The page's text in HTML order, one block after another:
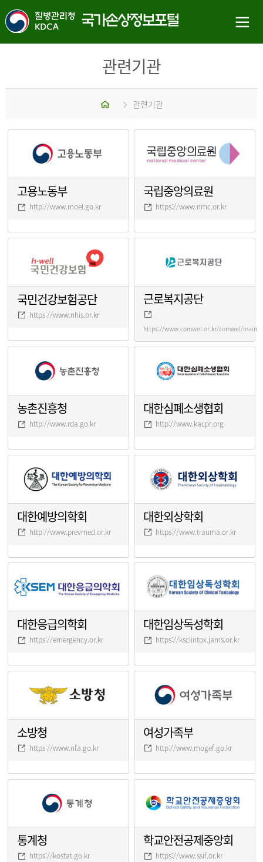
관련기관
홈 관련기관
고용노동부
http://www.moel.go.kr
국립중앙의료원
https://www.nmc.or.kr
국민건강보험공단
https://www.nhis.or.kr
근로복지공단
https://www.comwel.or.kr/comwel/
농촌진흥청
http://www.rda.go.kr
대한심폐소생협회
http://www.kacpr.org
대한예방의학회
http://www.prevmed.or.kr
대한외상학회
https://www.trauma.or.kr
대한응급의학회
https://emergency.or.kr
대한임상독성학회
https://ksclintox.jams.or.kr
소방청
https://www.nfa.go.kr
여성가족부
http://www.mogef.go.kr
통계청
https://kostat.go.kr
학교안전공제중앙회
https://www.ssif.or.kr